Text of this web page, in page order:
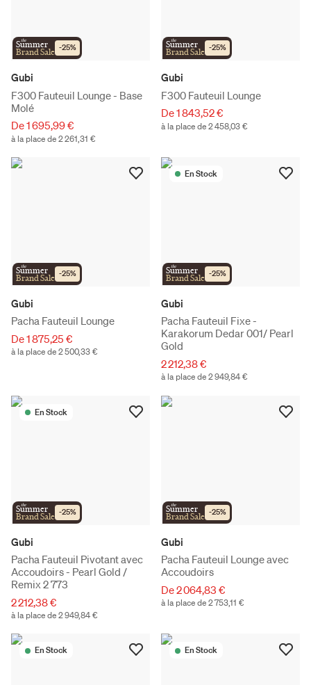
the
Summer
Brand Sale -25%
Gubi
F300 Fauteuil Lounge - Base
Molé
De 1 695,99 €
à la place de 2 261,31 €
the
Summer
Brand Sale -25%
Gubi
F300 Fauteuil Lounge
De 1 843,52 €
à la place de 2 458,03 €
the
Summer
Brand Sale -25%
Gubi
Pacha Fauteuil Lounge
De 1 875,25 €
à la place de 2 500,33 €
En Stock
the
Summer
Brand Sale -25%
Gubi
Pacha Fauteuil Fixe -
Karakorum Dedar 001/ Pearl
Gold
2 212,38 €
à la place de 2 949,84 €
En Stock
the
Summer
Brand Sale -25%
Gubi
Pacha Fauteuil Pivotant avec
Accoudoirs - Pearl Gold /
Remix 2 773
2 212,38 €
à la place de 2 949,84 €
the
Summer
Brand Sale -25%
Gubi
Pacha Fauteuil Lounge avec
Accoudoirs
De 2 064,83 €
à la place de 2 753,11 €
En Stock En Stock